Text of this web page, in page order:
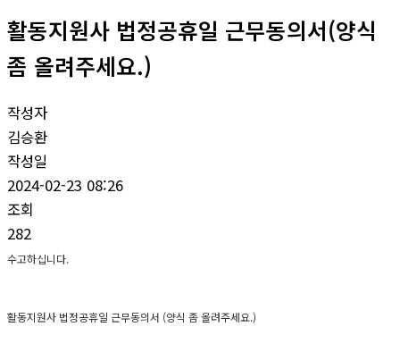
활동지원사 법정공휴일 근무동의서(양식
좀 올려주세요.)
작성자
김승환
작성일
2024-02-23 08:26
조회
282
수고하십니다.
활동지원사 법정공휴일 근무동의서 (양식 좀 올려주세요.)